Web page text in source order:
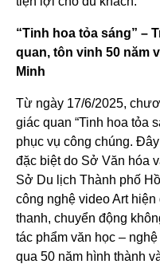
“Tinh hoa tỏa sáng” –
quan, tôn vinh 50 năm
Minh
Từ ngày 17/6/2025,
giác quan “Tinh hoa tỏa
phục vụ công chúng.
đặc biệt do Sở Văn hóa
Sở Du lịch Thành phố
công nghệ video Art
thanh, chuyển động
tác phẩm văn học –
qua 50 năm hình thành